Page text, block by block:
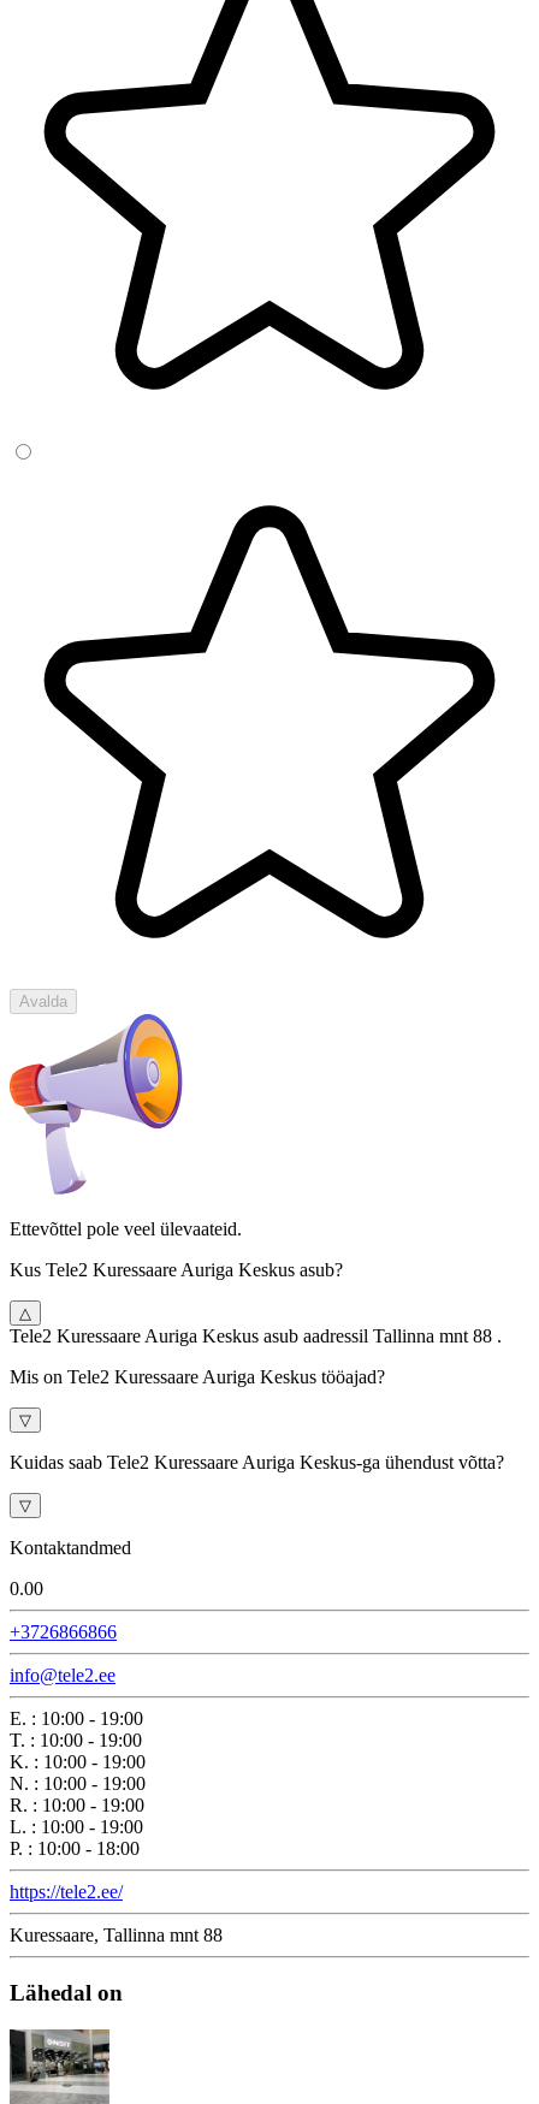
Avalda
Ettevõttel pole veel ülevaateid.
Kus Tele2 Kuressaare Auriga Keskus asub?
△
Tele2 Kuressaare Auriga Keskus asub aadressil Tallinna mnt 88 .
Mis on Tele2 Kuressaare Auriga Keskus tööajad?
▽
Kuidas saab Tele2 Kuressaare Auriga Keskus-ga ühendust võtta?
▽
Kontaktandmed
0.00
+3726866866
info@tele2.ee
E. : 10:00 - 19:00
T. : 10:00 - 19:00
K. : 10:00 - 19:00
N. : 10:00 - 19:00
R. : 10:00 - 19:00
L. : 10:00 - 19:00
P. : 10:00 - 18:00
https://tele2.ee/
Kuressaare, Tallinna mnt 88
Lähedal on